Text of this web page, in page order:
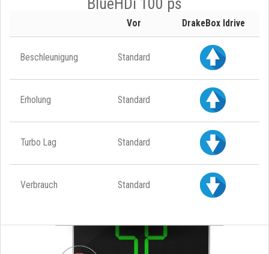
Vor DrakeBox Idrive
Beschleunigung Standard
Erholung Standard
Turbo Lag Standard
Verbrauch Standard